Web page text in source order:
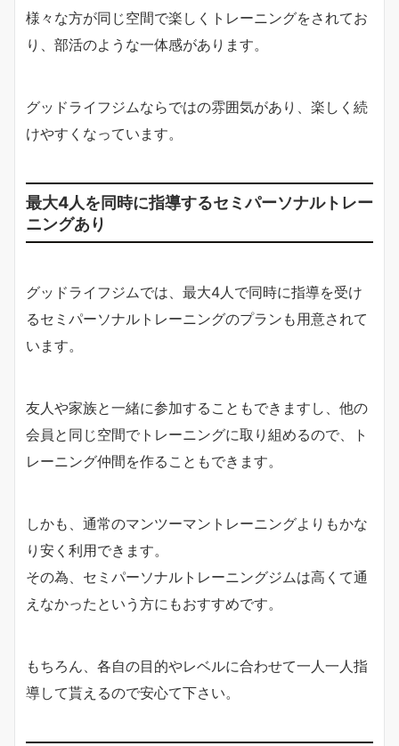
様々な方が同じ空間で楽しくトレーニングをされてお
り、部活のような一体感があります。
グッドライフジムならではの雰囲気があり、楽しく続
けやすくなっています。
最大4人を同時に指導するセミパーソナルトレー
ニングあり
グッドライフジムでは、最大4人で同時に指導を受け
るセミパーソナルトレーニングのプランも用意されて
います。
友人や家族と一緒に参加することもできますし、他の
会員と同じ空間でトレーニングに取り組めるので、ト
レーニング仲間を作ることもできます。
しかも、通常のマンツーマントレーニングよりもかな
り安く利用できます。
その為、セミパーソナルトレーニングジムは高くて通
えなかったという方にもおすすめです。
もちろん、各自の目的やレベルに合わせて一人一人指
導して貰えるので安心て下さい。